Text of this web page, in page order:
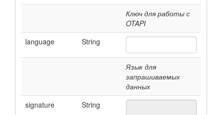
Ключ для работы с
OTAPI
language
String
Язык для
запрашиваемых
данных
signature
String